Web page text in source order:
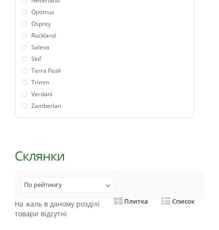
Optimus
Osprey
Rockland
Saleva
Skif
Terra Peak
Trimm
Verdani
Zamberlan
Склянки
По рейтингу
Плитка
Список
На жаль в даному розділі
товари відсутні